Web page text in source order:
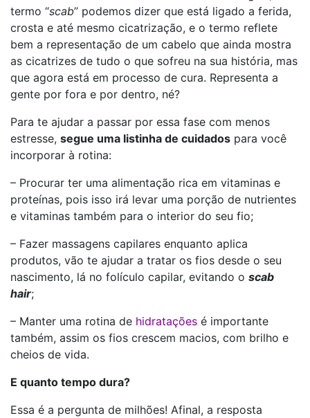
termo “scab” podemos dizer que está ligado a ferida,
crosta e até mesmo cicatrização, e o termo reflete
bem a representação de um cabelo que ainda mostra
as cicatrizes de tudo o que sofreu na sua história, mas
que agora está em processo de cura. Representa a
gente por fora e por dentro, né?
Para te ajudar a passar por essa fase com menos
estresse, segue uma listinha de cuidados para você
incorporar à rotina:
– Procurar ter uma alimentação rica em vitaminas e
proteínas, pois isso irá levar uma porção de nutrientes
e vitaminas também para o interior do seu fio;
– Fazer massagens capilares enquanto aplica
produtos, vão te ajudar a tratar os fios desde o seu
nascimento, lá no folículo capilar, evitando o scab
hair;
– Manter uma rotina de hidratações é importante
também, assim os fios crescem macios, com brilho e
cheios de vida.
E quanto tempo dura?
Essa é a pergunta de milhões! Afinal, a resposta